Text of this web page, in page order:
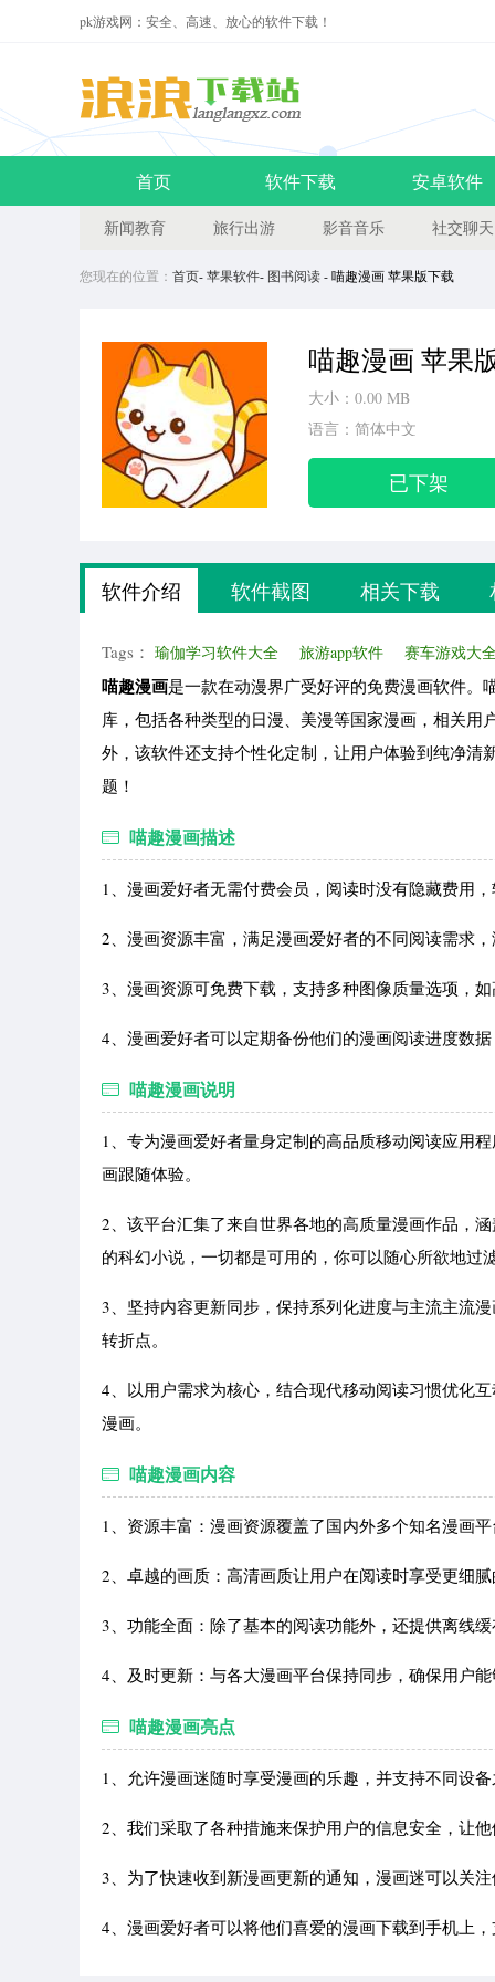
pk游戏网：安全、高速、放心的软件下载！
首页 软件下载 安卓软件
新闻教育 旅行出游 影音音乐 社交聊天
您现在的位置： 首页-苹果软件- 图书阅读- 喵趣漫画 苹果版下载
喵趣漫画 苹果
大小：0.00 MB
语言：简体中文
已下架
软件介绍 软件截图 相关下载
Tags： 瑜伽学习软件大全 旅游app软件 赛车游戏大
喵趣漫画是一款在动漫界广受好评的免费漫画软件。
库，包括各种类型的日漫、美漫等国家漫画，相关
外，该软件还支持个性化定制，让用户体验到纯净
题！
喵趣漫画描述
1、漫画爱好者无需付费会员，阅读时没有隐藏费用
2、漫画资源丰富，满足漫画爱好者的不同阅读需求
3、漫画资源可免费下载，支持多种图像质量选项，
4、漫画爱好者可以定期备份他们的漫画阅读进度数
喵趣漫画说明
1、专为漫画爱好者量身定制的高品质移动阅读应用
画跟随体验。
2、该平台汇集了来自世界各地的高质量漫画作品，
的科幻小说，一切都是可用的，你可以随心所欲地过
3、坚持内容更新同步，保持系列化进度与主流主流
转折点。
4、以用户需求为核心，结合现代移动阅读习惯优化
漫画。
喵趣漫画内容
1、资源丰富：漫画资源覆盖了国内外多个知名漫画
2、卓越的画质：高清画质让用户在阅读时享受更细
3、功能全面：除了基本的阅读功能外，还提供离线
4、及时更新：与各大漫画平台保持同步，确保用户
喵趣漫画亮点
1、允许漫画迷随时享受漫画的乐趣，并支持不同设
2、我们采取了各种措施来保护用户的信息安全，让
3、为了快速收到新漫画更新的通知，漫画迷可以关
4、漫画爱好者可以将他们喜爱的漫画下载到手机上